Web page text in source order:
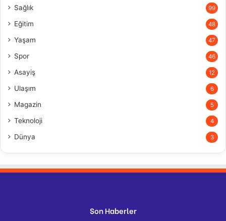
Sağlık 99
Eğitim 48
Yaşam 47
Spor 46
Asayiş 12
Ulaşım 6
Magazin 5
Teknoloji 4
Dünya 3
Son Haberler